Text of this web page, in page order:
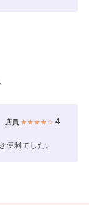
店員 ★★★★☆4
便利でした。